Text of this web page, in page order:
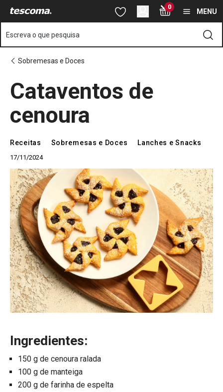
Saltar para o conteúdo principal
Saltar para a pesquisa
Saltar para a navegação 0
MENU
Escreva o que pesquisa
Sobremesas e Doces
Cataventos de
cenoura
Receitas Sobremesas e Doces Lanches e Snacks
17/11/2024
Ingredientes:
150 g de cenoura ralada
100 g de manteiga
200 g de farinha de espelta